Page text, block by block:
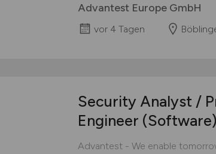
Advantest Europe GmbH
vor 4 Tagen
Security Analyst /
Engineer (Software)
Advantest - We enable